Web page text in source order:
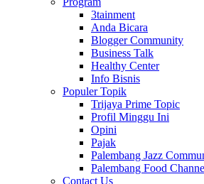
3tainment
Anda Bicara
Blogger Community
Business Talk
Healthy Center
Info Bisnis
Populer Topik
Trijaya Prime Topic
Profil Minggu Ini
Opini
Pajak
Palembang Jazz
Palembang Food
Contact Us